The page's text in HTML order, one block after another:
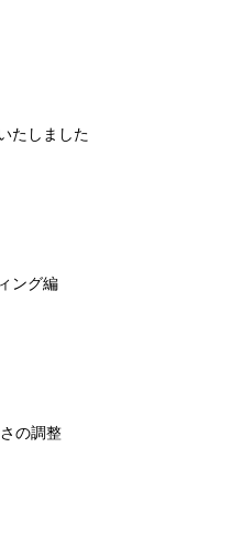
たしました
ング編
の調整